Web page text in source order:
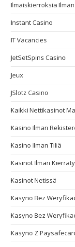
Ilmaiskierroksia
Instant Casino
IT Vacancies
JetSetSpins Casino
Jeux
JSlotz Casino
Kaikki Nettikasinot
Kasino Ilman
Kasino Ilman Tiliä
Kasinot Ilman
Kasinot Netissä
Kasyno Bez
Kasyno Bez
Kasyno Z